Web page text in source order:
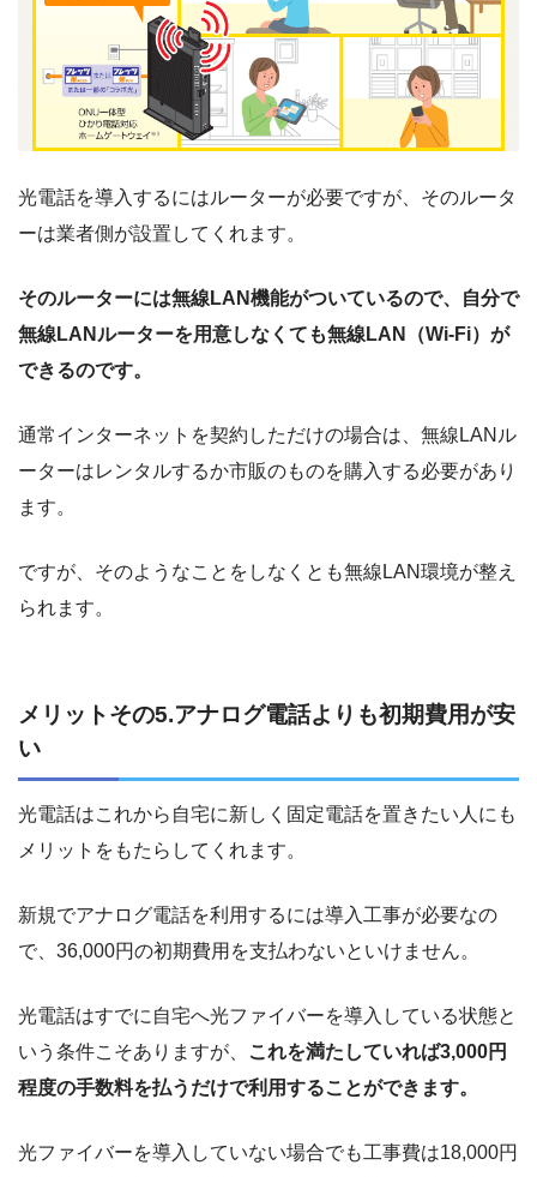
光電話を導入するにはルーターが必要ですが、そのルータ
ーは業者側が設置してくれます。
そのルーターには無線LAN機能がついているので、自分で
無線LANルーターを用意しなくても無線LAN（Wi-Fi）が
できるのです。
通常インターネットを契約しただけの場合は、無線LANル
ーターはレンタルするか市販のものを購入する必要があり
ます。
ですが、そのようなことをしなくとも無線LAN環境が整え
られます。
メリットその5.アナログ電話よりも初期費用が安
い
光電話はこれから自宅に新しく固定電話を置きたい人にも
メリットをもたらしてくれます。
新規でアナログ電話を利用するには導入工事が必要なの
で、36,000円の初期費用を支払わないといけません。
光電話はすでに自宅へ光ファイバーを導入している状態と
いう条件こそありますが、
これを満たしていれば3,000円
程度の手数料を払うだけで利用することができます。
光ファイバーを導入していない場合でも工事費は18,000円